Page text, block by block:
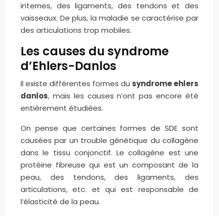
internes, des ligaments, des tendons et des
vaisseaux. De plus, la maladie se caractérise par
des articulations trop mobiles.
Les causes du syndrome
d’Ehlers-Danlos
Il existe différentes formes du syndrome ehlers
danlos, mais les causes n’ont pas encore été
entièrement étudiées.
On pense que certaines formes de SDE sont
causées par un trouble génétique du collagène
dans le tissu conjonctif. Le collagène est une
protéine fibreuse qui est un composant de la
peau, des tendons, des ligaments, des
articulations, etc. et qui est responsable de
l’élasticité de la peau.